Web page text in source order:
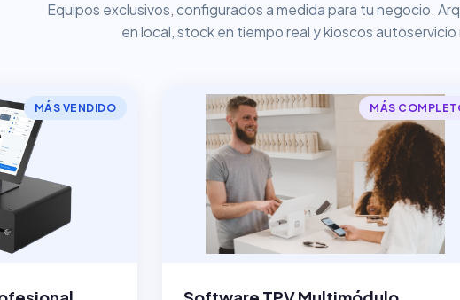
Equipos exclusivos, configurados a medida para tu negocio.
en local, stock en tiempo real y kioscos autoservicio
MÁS VENDIDO MÁS